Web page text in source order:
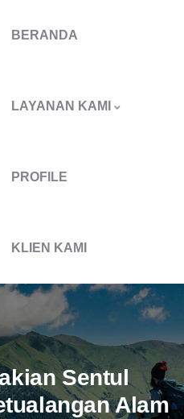
BERANDA
LAYANAN KAMI
PROFILE
KLIEN KAMI
Sentul
Alam